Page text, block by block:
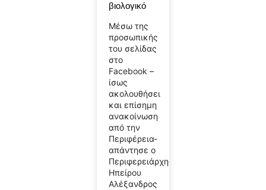
βιολογικό
Μέσω της
προσωπικής
του σελίδας
στο
Facebook –
ίσως
ακολουθήσει
και επίσημη
ανακοίνωση
από την
Περιφέρεια-
απάντησε ο
Περιφερειάρχης
Ηπείρου
Αλέξανδρος